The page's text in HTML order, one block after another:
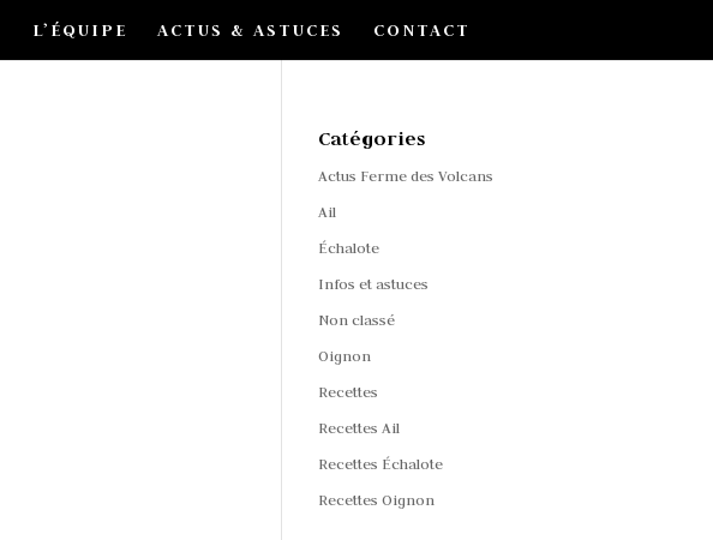
L’ÉQUIPE ACTUS & ASTUCES CONTACT
Catégories
Actus Ferme des Volcans
Ail
Échalote
Infos et astuces
Non classé
Oignon
Recettes
Recettes Ail
Recettes Échalote
Recettes Oignon